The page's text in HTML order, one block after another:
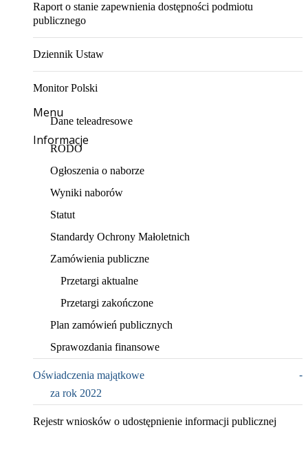
Raport o stanie zapewnienia dostępności podmiotu
publicznego
Dziennik Ustaw
Monitor Polski
Menu
Dane teleadresowe
Informacje
RODO
Ogłoszenia o naborze
Wyniki naborów
Statut
Standardy Ochrony Małoletnich
Zamówienia publiczne
Przetargi aktualne
Przetargi zakończone
Plan zamówień publicznych
Sprawozdania finansowe
Oświadczenia majątkowe
za rok 2022
Rejestr wniosków o udostępnienie informacji publicznej